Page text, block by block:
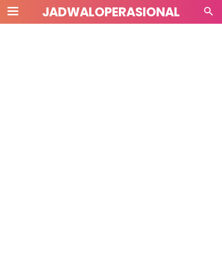
JADWALOPERASIONAL